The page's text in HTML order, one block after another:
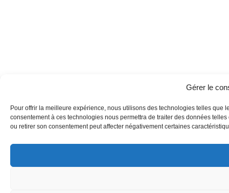
Gérer le
Pour offrir la meilleure expérience, nous utilisons des technologies telles
consentement à ces technologies nous permettra de traiter des données
ou retirer son consentement peut affecter négativement certaines